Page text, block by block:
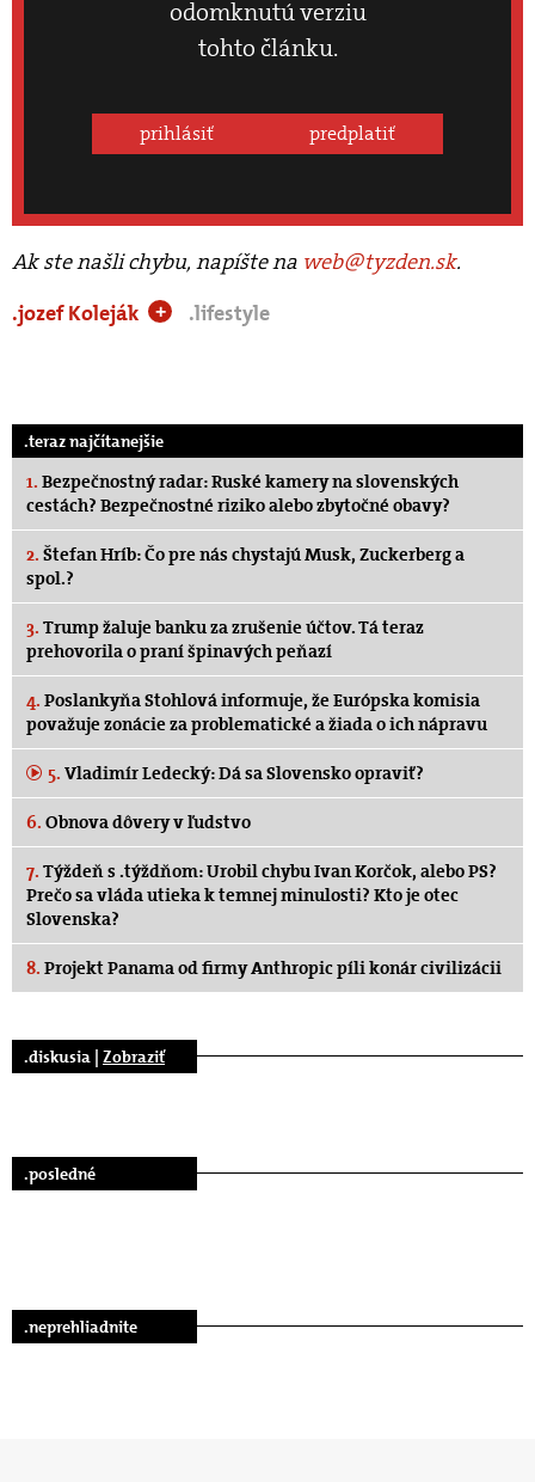
odomknutú verziu
tohto článku.
prihlásiť predplatiť
Ak ste našli chybu, napíšte na web@tyzden.sk.
.jozef Koleják
+ .lifestyle
.teraz najčítanejšie
1. Bezpečnostný radar: Ruské kamery na slovenských
cestách? Bezpečnostné riziko alebo zbytočné obavy?
2. Štefan Hríb: Čo pre nás chystajú Musk, Zuckerberg a
spol.?
3. Trump žaluje banku za zrušenie účtov. Tá teraz
prehovorila o praní špinavých peňazí
4. Poslankyňa Stohlová informuje, že Európska komisia
považuje zonácie za problematické a žiada o ich nápravu
5. Vladimír Ledecký: Dá sa Slovensko opraviť?
6. Obnova dôvery v ľudstvo
7. Týždeň s .týždňom: Urobil chybu Ivan Korčok, alebo PS?
Prečo sa vláda utieka k temnej minulosti? Kto je otec
Slovenska?
8. Projekt Panama od firmy Anthropic píli konár civilizácii
.diskusia | Zobraziť
.posledné
.neprehliadnite